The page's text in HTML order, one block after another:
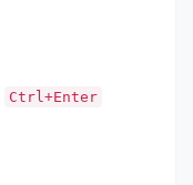
Ctrl+Enter